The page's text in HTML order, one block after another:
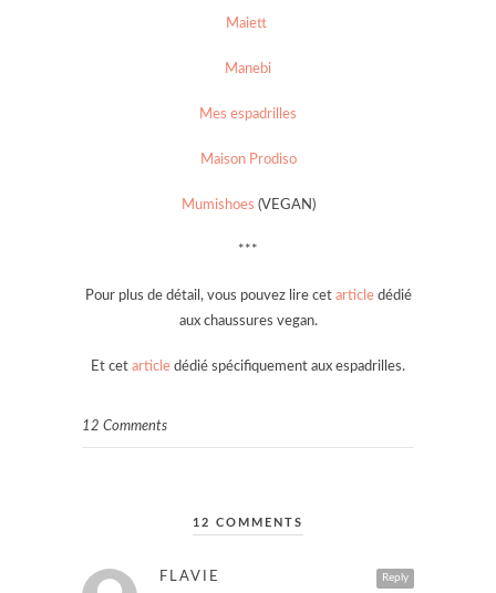
Maiett
Manebi
Mes espadrilles
Maison Prodiso
Mumishoes (VEGAN)
***
Pour plus de détail, vous pouvez lire cet articledédié
aux chaussures vegan.
Et cet article dédié spécifiquement aux espadrilles.
12 Comments
12 COMMENTS
Reply
FLAVIE